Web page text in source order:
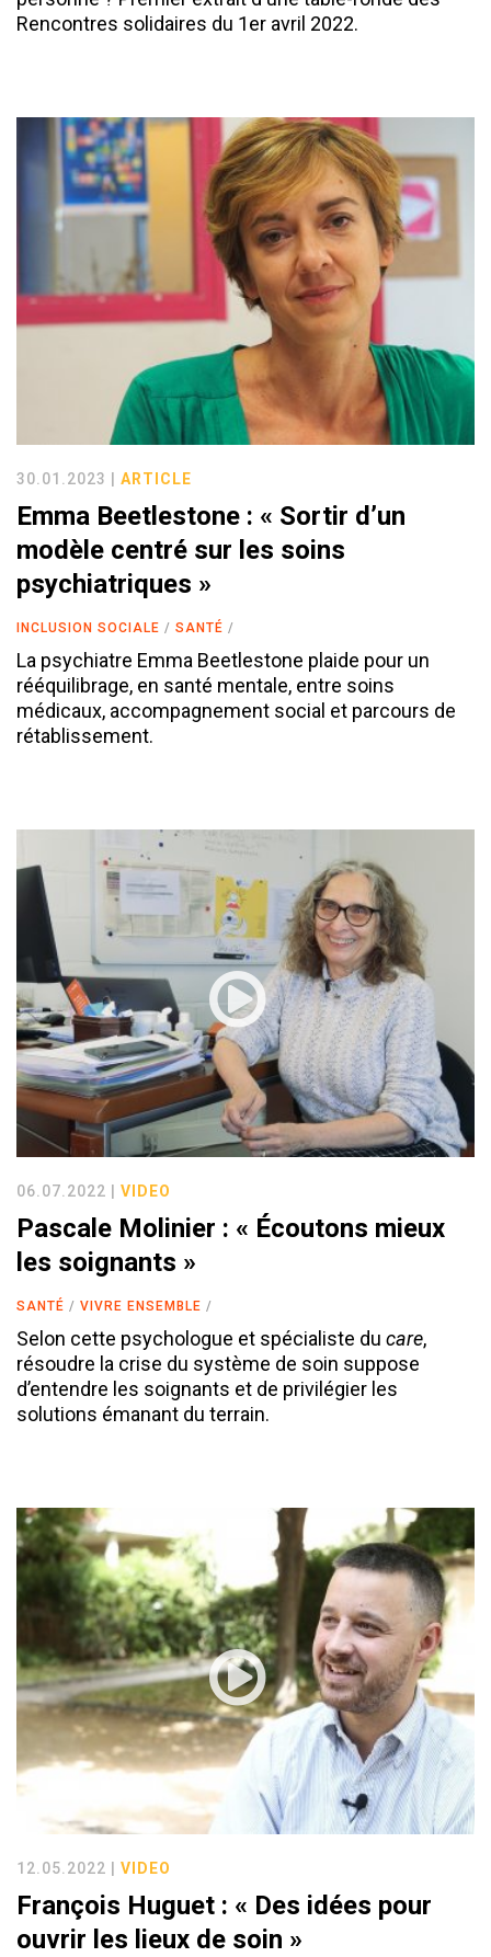
Rencontres solidaires du 1er avril 2022.
30.01.2023 | ARTICLE
Emma Beetlestone : « Sortir d’un
modèle centré sur les soins
psychiatriques »
INCLUSION SOCIALE SANTÉ
La psychiatre Emma Beetlestone plaide pour un
rééquilibrage, en santé mentale, entre soins
médicaux, accompagnement social et parcours de
rétablissement.
06.07.2022 | VIDEO
Pascale Molinier : « Écoutons mieux
les soignants »
SANTÉ VIVRE ENSEMBLE
Selon cette psychologue et spécialiste du care,
résoudre la crise du système de soin suppose
d’entendre les soignants et de privilégier les
solutions émanant du terrain.
12.05.2022 | VIDEO
François Huguet : « Des idées pour
ouvrir les lieux de soin »